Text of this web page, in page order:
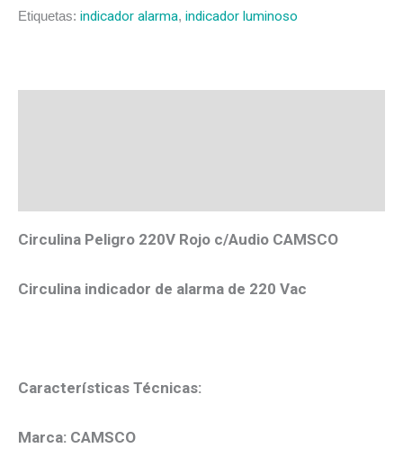
Etiquetas: indicador alarma, indicador luminoso
Circulina Peligro 220V Rojo c/Audio CAMSCO
Circulina indicador de alarma de 220 Vac
Características Técnicas:
Marca: CAMSCO